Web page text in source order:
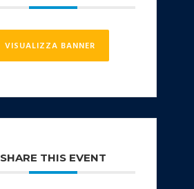
VISUALIZZA BANNER
SHARE THIS EVENT